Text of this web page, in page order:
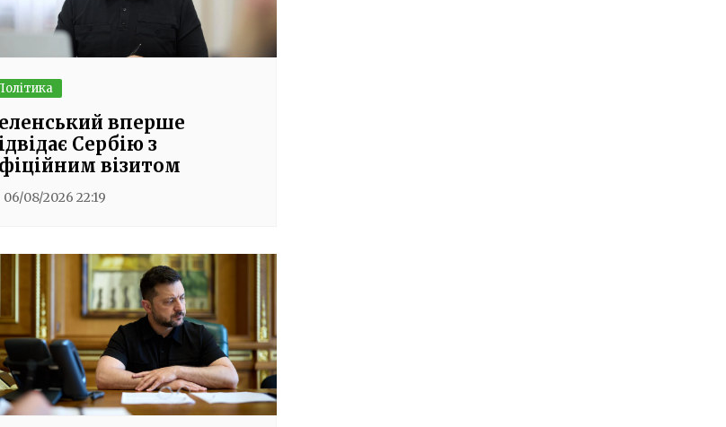
вперше
Сербію з
візитом
06/08/2026 22:19